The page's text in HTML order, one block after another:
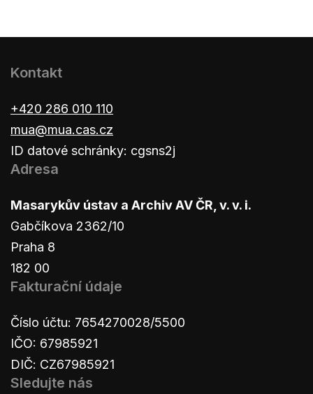
Kontakt
+420 286 010 110
mua@mua.cas.cz
ID datové schránky: cgsns2j
Adresa
Masarykův ústav a Archiv AV ČR, v. v. i.
Gabčíkova 2362/10
Praha 8
182 00
Fakturační údaje
Číslo účtu: 7654270028/5500
IČO: 67985921
DIČ: CZ67985921
Sledujte nás